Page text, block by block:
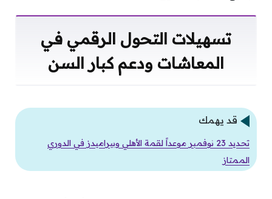
تسهيلات التحول الرقمي في
المعاشات ودعم كبار السن
قد يهمك
تحديد 23 نوفمبر موعداً لقمة الأهلي وبيراميدز في الدوري
الممتاز